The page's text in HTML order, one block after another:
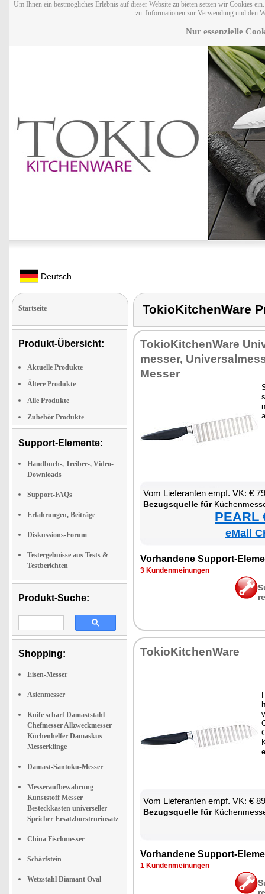
Um Ihnen ein bestmögliches Erlebnis auf dieser Website zu bieten setzen wir Cookies
zu. Informationen zur Verwendung und den
Nur essenzielle
Deutsch
Startseite
Produkt-Übersicht:
Aktuelle Produkte
Ältere Produkte
Alle Produkte
Zubehör Produkte
Support-Elemente:
Handbuch-, Treiber-, Video-
Downloads
Support-FAQs
Erfahrungen, Beiträge
Diskussions-Forum
Testergebnisse aus Tests &
Testberichten
Produkt-Suche:
Shopping:
Eisen-Messer
Asienmesser
Knife scharf Damaststahl
Chefmesser Allzweckmesser
Küchenhelfer Damaskus
Messerklinge
Damast-Santoku-Messer
Messeraufbewahrung
Kunststoff Messer
Besteckkasten universeller
Speicher Ersatzborsteneinsatz
China Fischmesser
Schärfstein
Wetzstahl Diamant Oval
TokioKitchenWare
To­kio­Kit­chen­Wa­re
mes­ser,
Mes­ser
Vom Lie­fe­ran­ten empf. VK: €
Be­zugs­quel­le für
PEARL
eMall
Vor­han­de­ne Sup­port-
3 Kun­den­mei­nun­gen
To­kio­Kit­chen­Wa­re
Vom Lie­fe­ran­ten empf. VK: €
Be­zugs­quel­le für
Vor­han­de­ne Sup­port-
1 Kun­den­mei­nun­gen